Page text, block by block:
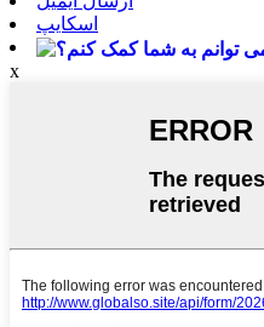
اسکایپ
x